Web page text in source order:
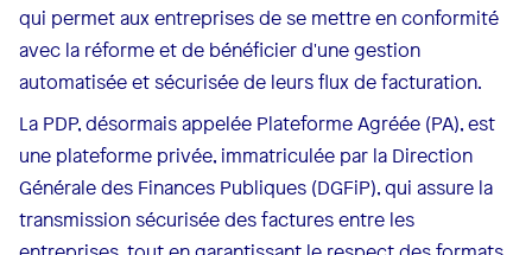
qui permet aux entreprises de se mettre en conformité
avec la réforme et de bénéficier d'une gestion
automatisée et sécurisée de leurs flux de facturation.
La PDP, désormais appelée Plateforme Agréée (PA), est
une plateforme privée, immatriculée par la Direction
Générale des Finances Publiques (DGFiP), qui assure la
transmission sécurisée des factures entre les